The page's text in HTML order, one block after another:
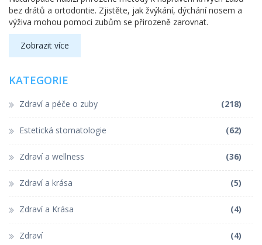
bez drátů a ortodontie. Zjistěte, jak žvýkání, dýchání nosem a
výživa mohou pomoci zubům se přirozeně zarovnat.
Zobrazit více
KATEGORIE
Zdraví a péče o zuby (218)
Estetická stomatologie (62)
Zdraví a wellness (36)
Zdraví a krása (5)
Zdraví a Krása (4)
Zdraví (4)